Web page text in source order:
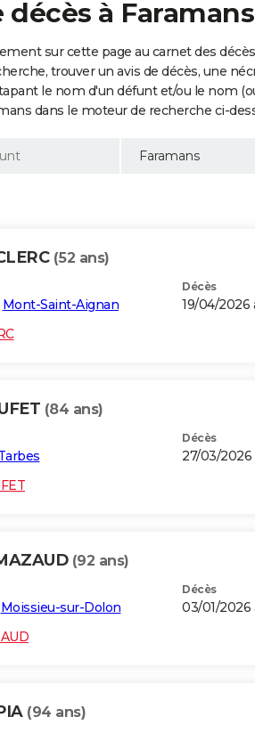
décès à
sur cette page au carnet des
trouver un avis de décès, une
le nom d'un défunt et/ou le nom
dans le moteur de recherche ci-
(52 ans)
Mont-Saint-Aignan
Décès
19/04/2026
(84 ans)
Décès
27/03/2026
(92 ans)
Moissieu-sur-Dolon
Décès
03/01/2026
(94 ans)